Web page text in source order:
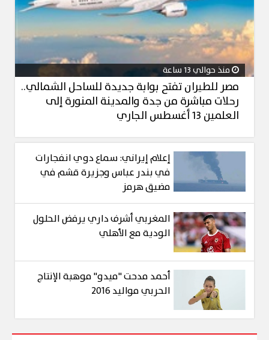
منذ حوالي 13 ساعة
مصر للطيران تفتح بوابة جديدة للساحل الشمالي..
رحلات مباشرة من جدة والمدينة المنورة إلى
العلمين 13 أغسطس الجاري
إعلام إيراني: سماع دوي انفجارات
في بندر عباس وجزيرة قشم في
مضيق هرمز
المغربي أشرف داري يرفض الحلول
الودية مع الأهلي
أحمد مدحت "ميدو" موهبة الإنتاج
الحربي مواليد 2016